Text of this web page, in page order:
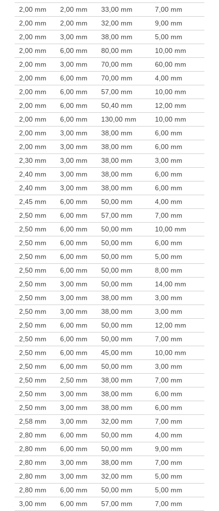
2,00 mm
2,00 mm 33,00 mm 7,00 mm
2,00 mm
2,00 mm 32,00 mm 9,00 mm
2,00 mm
3,00 mm 38,00 mm 5,00 mm
2,00 mm
6,00 mm 80,00 mm 10,00 mm
2,00 mm
3,00 mm 70,00 mm 60,00 mm
2,00 mm
6,00 mm 70,00 mm 4,00 mm
2,00 mm
6,00 mm 57,00 mm 10,00 mm
2,00 mm
6,00 mm 50,40 mm 12,00 mm
2,00 mm
6,00 mm 130,00 mm 10,00 mm
2,00 mm
3,00 mm 38,00 mm 6,00 mm
2,00 mm
3,00 mm 38,00 mm 6,00 mm
2,30 mm
3,00 mm 38,00 mm 3,00 mm
2,40 mm
3,00 mm 38,00 mm 6,00 mm
2,40 mm
3,00 mm 38,00 mm 6,00 mm
2,45 mm
6,00 mm 50,00 mm 4,00 mm
2,50 mm
6,00 mm 57,00 mm 7,00 mm
2,50 mm
6,00 mm 50,00 mm 10,00 mm
2,50 mm
6,00 mm 50,00 mm 6,00 mm
2,50 mm
6,00 mm 50,00 mm 5,00 mm
2,50 mm
6,00 mm 50,00 mm 8,00 mm
2,50 mm
3,00 mm 50,00 mm 14,00 mm
2,50 mm
3,00 mm 38,00 mm 3,00 mm
2,50 mm
3,00 mm 38,00 mm 3,00 mm
2,50 mm
6,00 mm 50,00 mm 12,00 mm
2,50 mm
6,00 mm 50,00 mm 7,00 mm
2,50 mm
6,00 mm 45,00 mm 10,00 mm
2,50 mm
6,00 mm 50,00 mm 3,00 mm
2,50 mm
2,50 mm 38,00 mm 7,00 mm
2,50 mm
3,00 mm 38,00 mm 6,00 mm
2,50 mm
3,00 mm 38,00 mm 6,00 mm
2,58 mm
3,00 mm 32,00 mm 7,00 mm
2,80 mm
6,00 mm 50,00 mm 4,00 mm
2,80 mm
6,00 mm 50,00 mm 9,00 mm
2,80 mm
3,00 mm 38,00 mm 7,00 mm
2,80 mm
3,00 mm 32,00 mm 5,00 mm
2,80 mm
6,00 mm 50,00 mm 5,00 mm
3,00 mm
6,00 mm 57,00 mm 7,00 mm